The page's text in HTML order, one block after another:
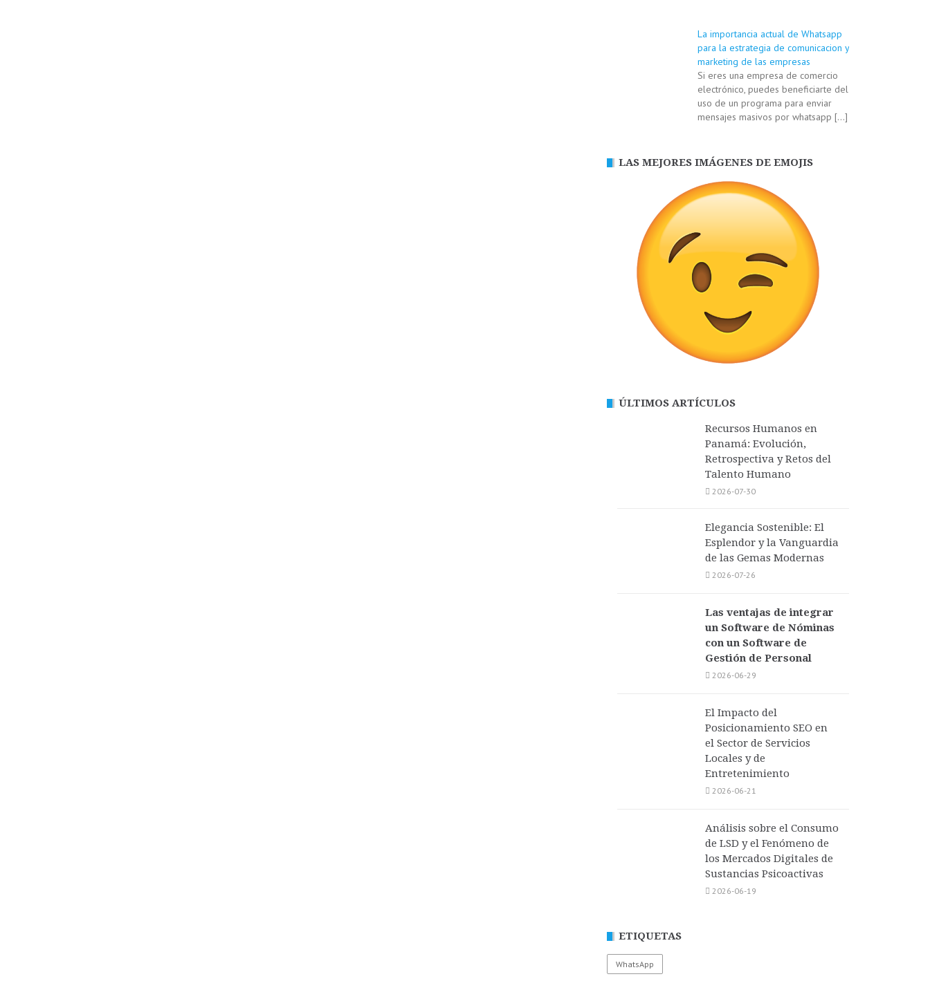
La importancia actual de Whatsapp
para la estrategia de comunicacion y
marketing de las empresas
Si eres una empresa de comercio
electrónico, puedes beneficiarte del
uso de un programa para enviar
mensajes masivos por whatsapp […]
LAS MEJORES IMÁGENES DE EMOJIS
ÚLTIMOS ARTÍCULOS
Recursos Humanos en
Panamá: Evolución,
Retrospectiva y Retos del
Talento Humano
2026-07-30
Elegancia Sostenible: El
Esplendor y la Vanguardia
de las Gemas Modernas
2026-07-26
Las ventajas de integrar
un Software de Nóminas
con un Software de
Gestión de Personal
2026-06-29
El Impacto del
Posicionamiento SEO en
el Sector de Servicios
Locales y de
Entretenimiento
2026-06-21
Análisis sobre el Consumo
de LSD y el Fenómeno de
los Mercados Digitales de
Sustancias Psicoactivas
2026-06-19
ETIQUETAS
WhatsApp